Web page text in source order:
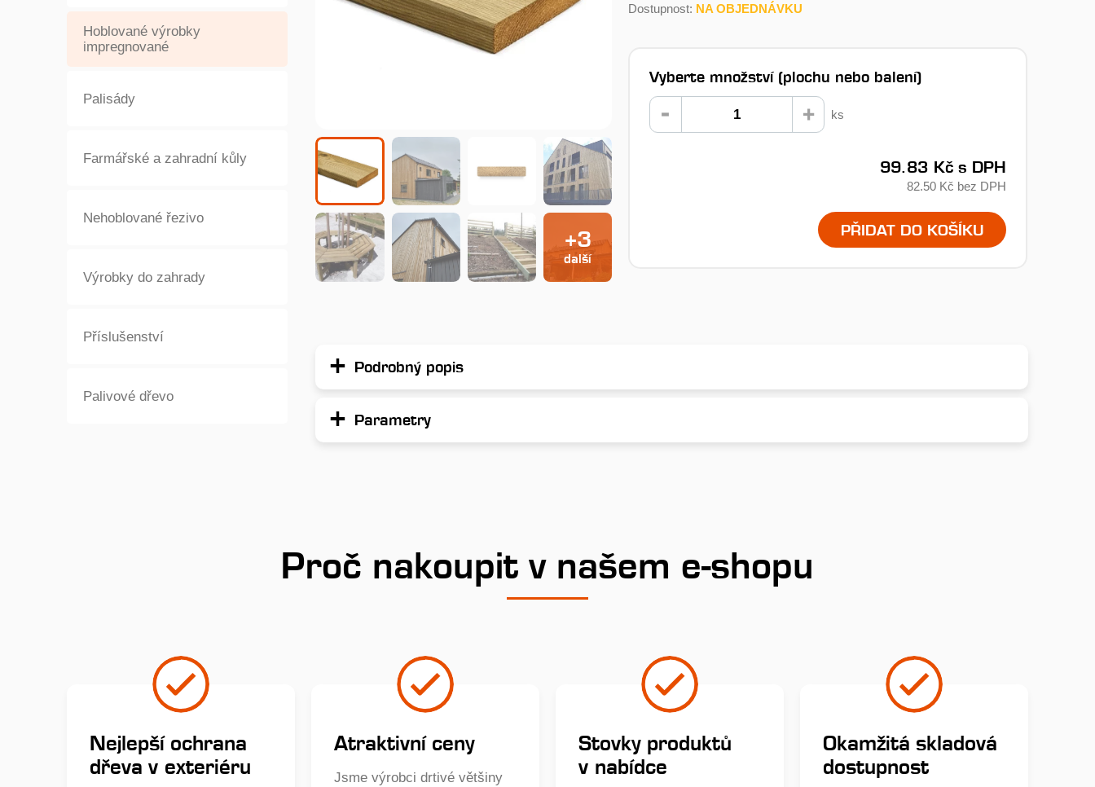
Hoblované výrobky
impregnované
Palisády
Farmářské a zahradní kůly
Nehoblované řezivo
Výrobky do zahrady
Příslušenství
Palivové dřevo
+3
další
Dostupnost: NA OBJEDNÁVKU
Vyberte množství (plochu nebo balení)
ks
99.83 Kč s DPH
82.50 Kč bez DPH
PŘIDAT DO KOŠÍKU
Podrobný popis
Parametry
Proč nakoupit v našem e-shopu
Nejlepší ochrana
dřeva v exteriéru
Atraktivní ceny
Jsme výrobci drtivé většiny
Stovky produktů
v nabídce
Okamžitá skladová
dostupnost